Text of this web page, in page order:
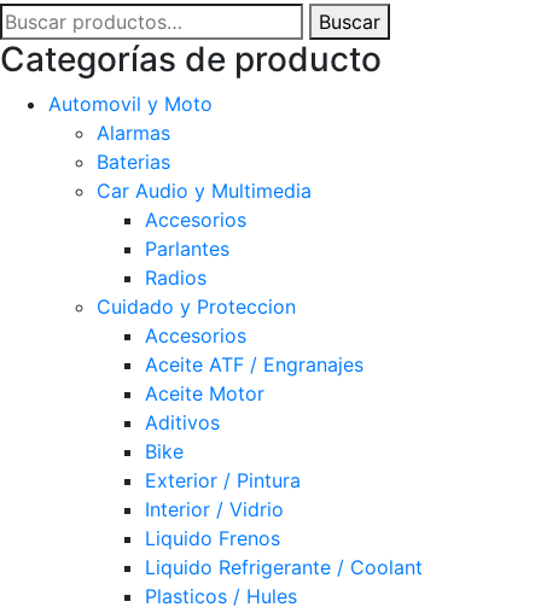
Buscar
por:
Buscar
Categorías de producto
Automovil y Moto
Alarmas
Baterias
Car Audio y Multimedia
Accesorios
Parlantes
Radios
Cuidado y Proteccion
Accesorios
Aceite ATF / Engranajes
Aceite Motor
Aditivos
Bike
Exterior / Pintura
Interior / Vidrio
Liquido Frenos
Liquido Refrigerante / Coolant
Plasticos / Hules